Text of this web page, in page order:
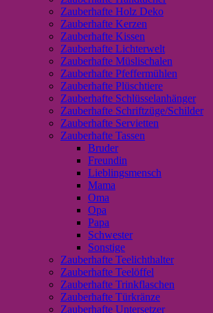
Zauberhafte Holz Deko
Zauberhafte Kerzen
Zauberhafte Kissen
Zauberhafte Lichterwelt
Zauberhafte Müslischalen
Zauberhafte Pfeffermühlen
Zauberhafte Plüschtiere
Zauberhafte Schlüsselanhänger
Zauberhafte Schriftzüge/Schilder
Zauberhafte Servietten
Zauberhafte Tassen
Bruder
Freundin
Lieblingsmensch
Mama
Oma
Opa
Papa
Schwester
Sonstige
Zauberhafte Teelichthalter
Zauberhafte Teelöffel
Zauberhafte Trinkflaschen
Zauberhafte Türkränze
Zauberhafte Untersetzer